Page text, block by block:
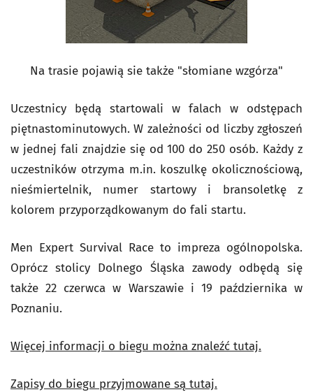
Na trasie pojawią sie także "słomiane wzgórza"
Uczestnicy będą startowali w falach w odstępach
piętnastominutowych. W zależności od liczby zgłoszeń
w jednej fali znajdzie się od 100 do 250 osób. Każdy z
uczestników otrzyma m.in. koszulkę okolicznościową,
nieśmiertelnik, numer startowy i bransoletkę z
kolorem przyporządkowanym do fali startu.
Men Expert Survival Race to impreza ogólnopolska.
Oprócz stolicy Dolnego Śląska zawody odbędą się
także 22 czerwca w Warszawie i 19 października w
Poznaniu.
Więcej informacji o biegu można znaleźć tutaj.
Zapisy do biegu przyjmowane są tutaj.